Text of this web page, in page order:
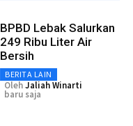
BPBD Lebak Salurkan
249 Ribu Liter Air
Bersih
BERITA LAIN
OlehJaliah Winarti
baru saja